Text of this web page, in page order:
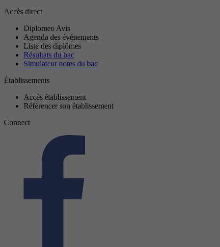
Accès direct
Diplomeo Avis
Agenda des événements
Liste des diplômes
Résultats du bac
Simulateur notes du bac
Établissements
Accès établissement
Référencer son établissement
Connect